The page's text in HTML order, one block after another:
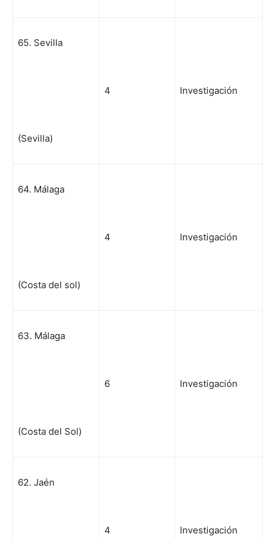
65. Sevilla
(Sevilla)
4 Investigación
64. Málaga
(Costa del sol)
4 Investigación
63. Málaga
(Costa del Sol)
6 Investigación
62. Jaén
4 Investigación